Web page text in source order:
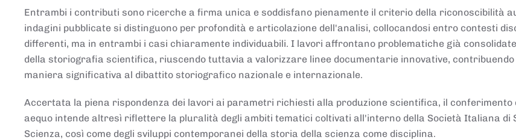
Entrambi i contributi sono ricerche a firma unica e soddisfano pienamente il criterio della riconoscibilità
indagini pubblicate si distinguono per profondità e articolazione dell'analisi, collocandosi entro contesti
differenti, ma in entrambi i casi chiaramente individuabili. I lavori affrontano problematiche già
della storiografia scientifica, riuscendo tuttavia a valorizzare linee documentarie innovative, contribuendo
maniera significativa al dibattito storiografico nazionale e internazionale.
Accertata la piena rispondenza dei lavori ai parametri richiesti alla produzione scientifica, il conferimento
aequo intende altresì riflettere la pluralità degli ambiti tematici coltivati all'interno della Società Italiana di
Scienza, così come degli sviluppi contemporanei della storia della scienza come disciplina.